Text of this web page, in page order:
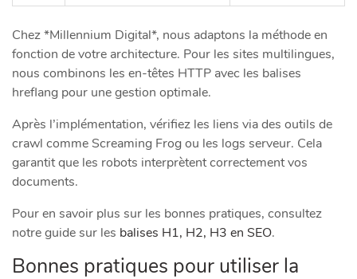
Chez *Millennium Digital*, nous adaptons la méthode en
fonction de votre architecture. Pour les sites multilingues,
nous combinons les en-têtes HTTP avec les balises
hreflang pour une gestion optimale.
Après l’implémentation, vérifiez les liens via des outils de
crawl comme Screaming Frog ou les logs serveur. Cela
garantit que les robots interprètent correctement vos
documents.
Pour en savoir plus sur les bonnes pratiques, consultez
notre guide sur les balises H1, H2, H3 en SEO.
Bonnes pratiques pour utiliser la